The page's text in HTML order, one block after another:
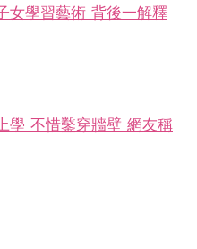
女學習藝術 背後一解釋
學 不惜鑿穿牆壁 網友稱